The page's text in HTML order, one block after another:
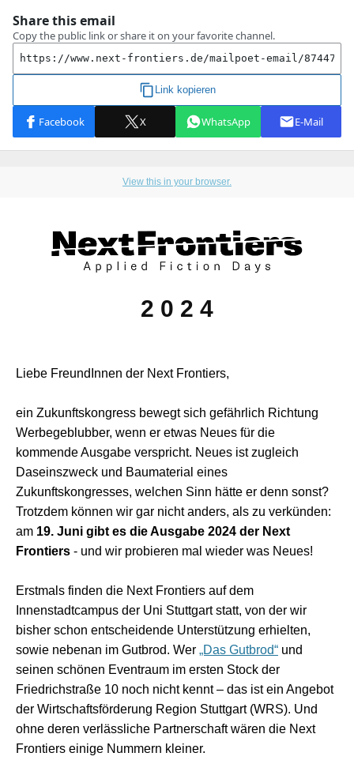
View this in your browser.
2 0 2 4
Liebe FreundInnen der Next Frontiers,
ein Zukunftskongress bewegt sich gefährlich Richtung
Werbegeblubber, wenn er etwas Neues für die
kommende Ausgabe verspricht. Neues ist zugleich
Daseinszweck und Baumaterial eines
Zukunftskongresses, welchen Sinn hätte er denn sonst?
Trotzdem können wir gar nicht anders, als zu verkünden:
am 19. Juni gibt es die Ausgabe 2024 der Next
Frontiers - und wir probieren mal wieder was Neues!
Erstmals finden die Next Frontiers auf dem
Innenstadtcampus der Uni Stuttgart statt, von der wir
bisher schon entscheidende Unterstützung erhielten,
sowie nebenan im Gutbrod. Wer „Das Gutbrod“ und
seinen schönen Eventraum im ersten Stock der
Friedrichstraße 10 noch nicht kennt – das ist ein Angebot
der Wirtschaftsförderung Region Stuttgart (WRS). Und
ohne deren verlässliche Partnerschaft wären die Next
Frontiers einige Nummern kleiner.